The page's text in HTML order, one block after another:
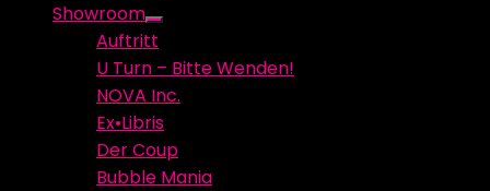
Showroom
Show
sub
menu
Auftritt
U Turn – Bitte Wenden!
NOVA Inc.
Ex•Libris
Der Coup
Bubble Mania